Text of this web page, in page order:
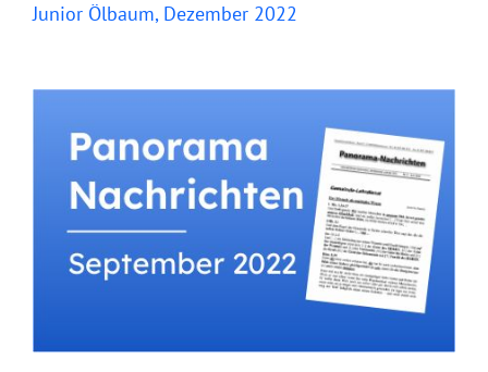
Junior Ölbaum, Dezember 2022